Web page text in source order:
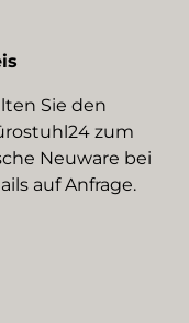
Sie den
zum
Neuware bei
auf Anfrage.